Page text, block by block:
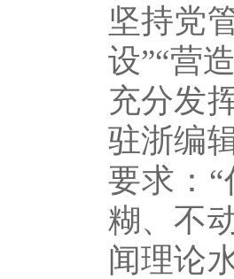
坚持党
设”“营
充分发
驻浙编
要求：
糊、不
闻理论